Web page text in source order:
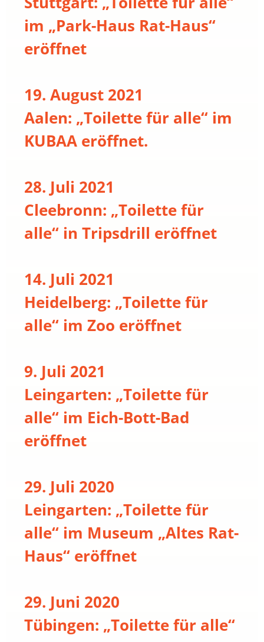
im „Park-Haus Rat-Haus“
eröffnet
19. August 2021
Aalen: „Toilette für alle“ im
KUBAA eröffnet.
28. Juli 2021
Cleebronn: „Toilette für
alle“ in Tripsdrill eröffnet
14. Juli 2021
Heidelberg: „Toilette für
alle“ im Zoo eröffnet
9. Juli 2021
Leingarten: „Toilette für
alle“ im Eich-Bott-Bad
eröffnet
29. Juli 2020
Leingarten: „Toilette für
alle“ im Museum „Altes Rat-
Haus“ eröffnet
29. Juni 2020
Tübingen: „Toilette für alle“